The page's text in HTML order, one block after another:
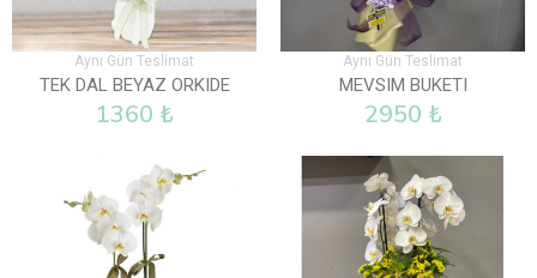
Aynı Gün Teslimat
TEK DAL BEYAZ ORKIDE
1360 ₺
Aynı Gün Teslimat
MEVSIM BUKETI
2950 ₺